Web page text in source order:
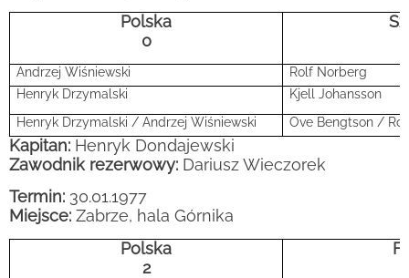
Polska
0
Andrzej Wiśniewski
Rolf Norberg
Henryk Drzymalski
Kjell Johansson
Henryk Drzymalski / Andrzej Wiśniewski
Ove Bengtson /
Kapitan: Henryk Dondajewski
Zawodnik rezerwowy: Dariusz Wieczorek
Termin: 30.01.1977
Miejsce: Zabrze, hala Górnika
Polska
2